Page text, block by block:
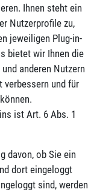
Ihnen steht ein
Nutzerprofile zu,
jeweiligen Plug-in-
bietet wir Ihnen die
anderen Nutzern
verbessern und für
ist Art. 6 Abs. 1
davon, ob Sie ein
dort eingeloggt
sind, werden